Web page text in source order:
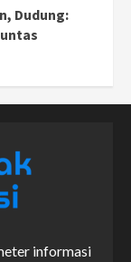
Dudung:
informasi